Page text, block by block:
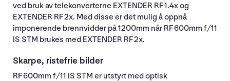
ved bruk av telekonverterne EXTENDER RF 1.4x og
EXTENDER RF 2x. Med disse er det mulig å oppnå
imponerende brennvidder på 1200mm når RF 600mm f/11
IS STM brukes med EXTENDER RF 2x.
Skarpe, ristefrie bilder
RF 600mm f/11 IS STM er utstyrt med optisk